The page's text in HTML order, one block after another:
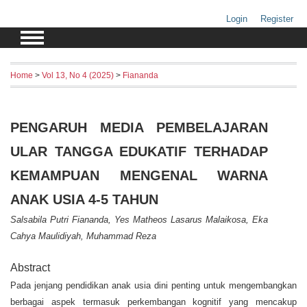
Login Register
Home > Vol 13, No 4 (2025) > Fiananda
PENGARUH MEDIA PEMBELAJARAN
ULAR TANGGA EDUKATIF TERHADAP
KEMAMPUAN MENGENAL WARNA
ANAK USIA 4-5 TAHUN
Salsabila Putri Fiananda, Yes Matheos Lasarus Malaikosa, Eka
Cahya Maulidiyah, Muhammad Reza
Abstract
Pada jenjang pendidikan anak usia dini penting untuk mengembangkan
berbagai aspek termasuk perkembangan kognitif yang mencakup